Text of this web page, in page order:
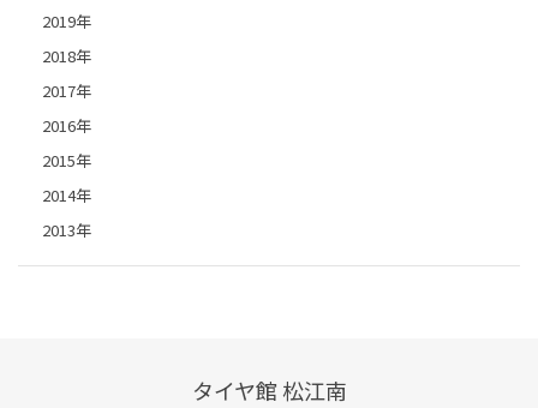
2019年
2018年
2017年
2016年
2015年
2014年
2013年
タイヤ館 松江南